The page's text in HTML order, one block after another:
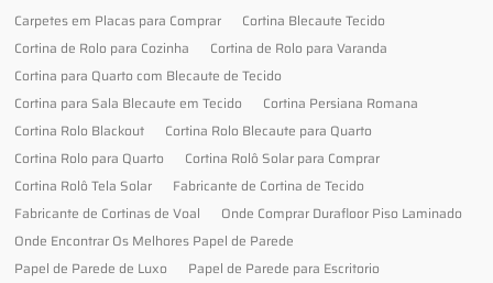
Carpetes em Placas para Comprar
Cortina Blecaute Tecido
Cortina de Rolo para Cozinha
Cortina de Rolo para Varanda
Cortina para Quarto com Blecaute de Tecido
Cortina para Sala Blecaute em Tecido
Cortina Persiana Romana
Cortina Rolo Blackout
Cortina Rolo Blecaute para Quarto
Cortina Rolo para Quarto
Cortina Rolô Solar para Comprar
Cortina Rolô Tela Solar
Fabricante de Cortina de Tecido
Fabricante de Cortinas de Voal
Onde Comprar Durafloor Piso Laminado
Onde Encontrar Os Melhores Papel de Parede
Papel de Parede de Luxo
Papel de Parede para Escritorio